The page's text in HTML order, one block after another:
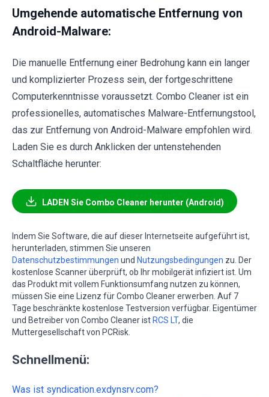
Umgehende automatische Entfernung von
Android-Malware:
Die manuelle Entfernung einer Bedrohung kann ein langer
und komplizierter Prozess sein, der fortgeschrittene
Computerkenntnisse voraussetzt. Combo Cleaner ist ein
professionelles, automatisches Malware-Entfernungstool,
das zur Entfernung von Android-Malware empfohlen wird.
Laden Sie es durch Anklicken der untenstehenden
Schaltfläche herunter:
LADEN Sie Combo Cleaner herunter (Android)
Indem Sie Software, die auf dieser Internetseite aufgeführt ist,
herunterladen, stimmen Sie unseren
Datenschutzbestimmungen und Nutzungsbedingungen zu. Der
kostenlose Scanner überprüft, ob Ihr mobilgerät infiziert ist. Um
das Produkt mit vollem Funktionsumfang nutzen zu können,
müssen Sie eine Lizenz für Combo Cleaner erwerben. Auf 7
Tage beschränkte kostenlose Testversion verfügbar. Eigentümer
und Betreiber von Combo Cleaner ist RCS LT, die
Muttergesellschaft von PCRisk.
Schnellmenü:
Was ist syndication.exdynsrv.com?